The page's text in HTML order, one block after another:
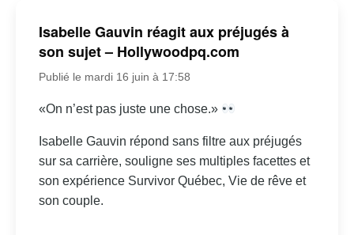
Isabelle Gauvin réagit aux préjugés à
son sujet – Hollywoodpq.com
Publié le mardi 16 juin à 17:58
«On n’est pas juste une chose.»
Isabelle Gauvin répond sans filtre aux préjugés
sur sa carrière, souligne ses multiples facettes et
son expérience Survivor Québec, Vie de rêve et
son couple.